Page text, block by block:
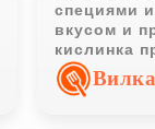
специями
вкусом и
кислинка
Вилка